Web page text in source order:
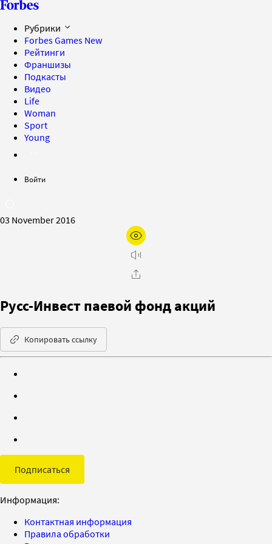
Рубрики
Forbes Games New
Рейтинги
Франшизы
Подкасты
Видео
Life
Woman
Sport
Young
Войти
03 November 2016
Русс-Инвест паевой фонд акций
Копировать ссылку
Подписаться
Информация:
Контактная информация
Правила обработки